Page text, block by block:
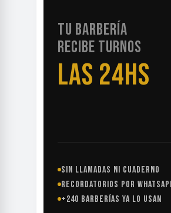
TU BARBERÍA
RECIBE TURNOS
LAS 24HS
SIN LLAMADAS NI CUADERNO
RECORDATORIOS POR
+240 BARBERÍAS YA LO USAN